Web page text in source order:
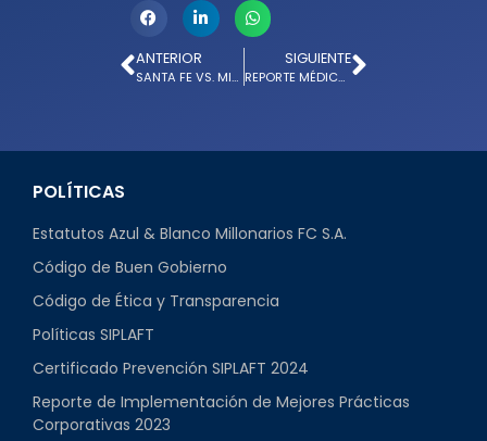
ANTERIOR
SANTA FE VS. MILLONARIOS: DERROTA
SIGUIENTE
REPORTE MÉDICO: MICHELL LUGO
POLÍTICAS
Estatutos Azul & Blanco Millonarios FC S.A.
Código de Buen Gobierno
Código de Ética y Transparencia
Políticas SIPLAFT
Certificado Prevención SIPLAFT 2024
Reporte de Implementación de Mejores Prácticas
Corporativas 2023